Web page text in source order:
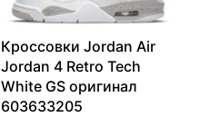
Кроссовки Jordan Air
Jordan 4 Retro Tech
White GS оригинал
603633205